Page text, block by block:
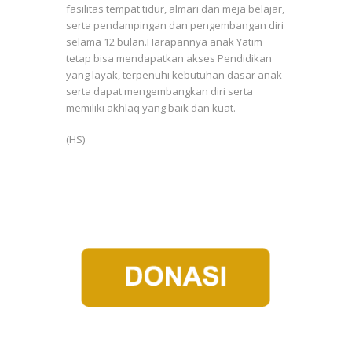
fasilitas tempat tidur, almari dan meja belajar,
serta pendampingan dan pengembangan diri
selama 12 bulan.Harapannya anak Yatim
tetap bisa mendapatkan akses Pendidikan
yang layak, terpenuhi kebutuhan dasar anak
serta dapat mengembangkan diri serta
memiliki akhlaq yang baik dan kuat.
(HS)